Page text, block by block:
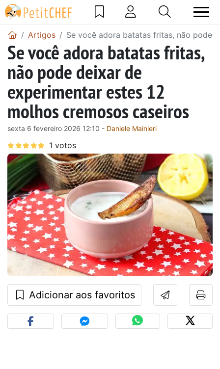
Artigos Se você adora batatas fritas, não pode
Se você adora batatas fritas,
não pode deixar de
experimentar estes 12
molhos cremosos caseiros
sexta 6 fevereiro 2026 12:10 - Daniele Mainieri
Adicionar aos favoritos